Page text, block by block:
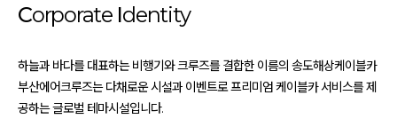
Corporate Identity
하늘과 바다를 대표하는 비행기와 크루즈를 결합한 이름의 송도해상케이블카
부산에어크루즈는 다채로운 시설과 이벤트로 프리미엄 케이블카 서비스를 제
공하는 글로벌 테마시설입니다.